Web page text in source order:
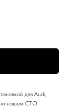
для Audi,
на нашем СТО